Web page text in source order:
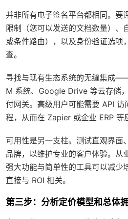
并非所有电子签名平台都相同。要
限制（您可以发送的文档数量）、
或条件路由），以及身份验证选项
查。
寻找与现有生态系统的无缝集成
M 系统、Google Drive 等云存储
付网关。高级用户可能需要 API 访
程，从而在 Zapier 或企业 ERP 等
可用性是另一支柱。测试直观界面
品牌，以维护专业的客户体验。从
强大功能与简单性的工具可以减少
直接与 ROI 相关。
第三步：分析定价模型和总体